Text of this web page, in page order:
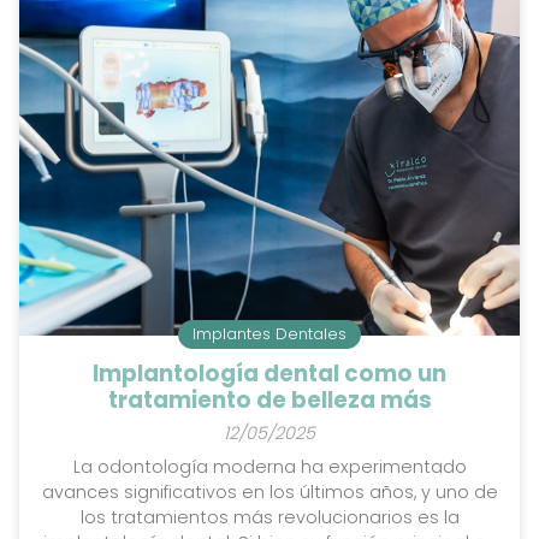
este nuevo artículo de Policlínica Dental Giraldo, tu
clínica dental de ...
Implantología dental como un
tratamiento de belleza más
12/05/2025
Implantes Dentales
La odontología moderna ha experimentado
avances significativos en los últimos años, y uno de
los tratamientos más revolucionarios es la